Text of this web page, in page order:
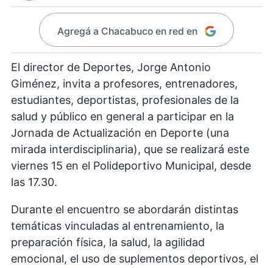
Agregá a Chacabuco en red en
El director de Deportes, Jorge Antonio
Giménez, invita a profesores, entrenadores,
estudiantes, deportistas, profesionales de la
salud y público en general a participar en la
Jornada de Actualización en Deporte (una
mirada interdisciplinaria), que se realizará este
viernes 15 en el Polideportivo Municipal, desde
las 17.30.
Durante el encuentro se abordarán distintas
temáticas vinculadas al entrenamiento, la
preparación física, la salud, la agilidad
emocional, el uso de suplementos deportivos, el